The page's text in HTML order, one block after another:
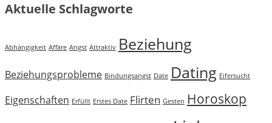
Aktuelle Schlagworte
Abhängigkeit Affäre Angst Attraktiv Beziehung
Beziehungsprobleme Bindungsangst Date Dating Eifersucht
Eigenschaften Erfüllt Erstes Date Flirten Gesten Horoskop